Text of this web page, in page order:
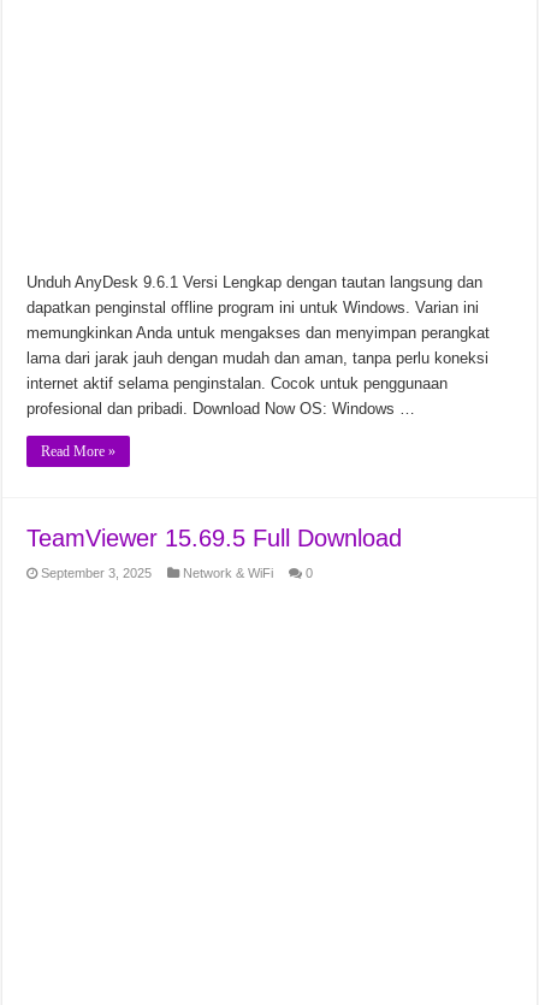
Unduh AnyDesk 9.6.1 Versi Lengkap dengan tautan langsung dan
dapatkan penginstal offline program ini untuk Windows. Varian ini
memungkinkan Anda untuk mengakses dan menyimpan perangkat
lama dari jarak jauh dengan mudah dan aman, tanpa perlu koneksi
internet aktif selama penginstalan. Cocok untuk penggunaan
profesional dan pribadi. Download Now OS: Windows …
Read More »
TeamViewer 15.69.5 Full Download
September 3, 2025 Network & WiFi 0